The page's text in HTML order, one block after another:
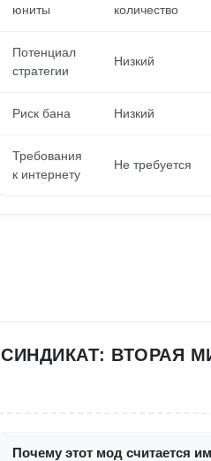
юниты
количество
Потенциал
стратегии
Низкий
Риск бана Низкий
Требования
к интернету
Не требуется
СИНДИКАТ: ВТОРАЯ
Почему этот мод считается